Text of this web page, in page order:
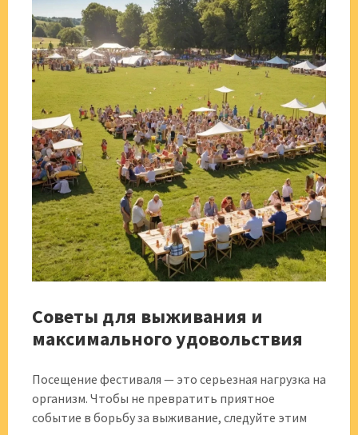
Советы для выживания и
максимального удовольствия
Посещение фестиваля — это серьезная нагрузка на
организм. Чтобы не превратить приятное
событие в борьбу за выживание, следуйте этим